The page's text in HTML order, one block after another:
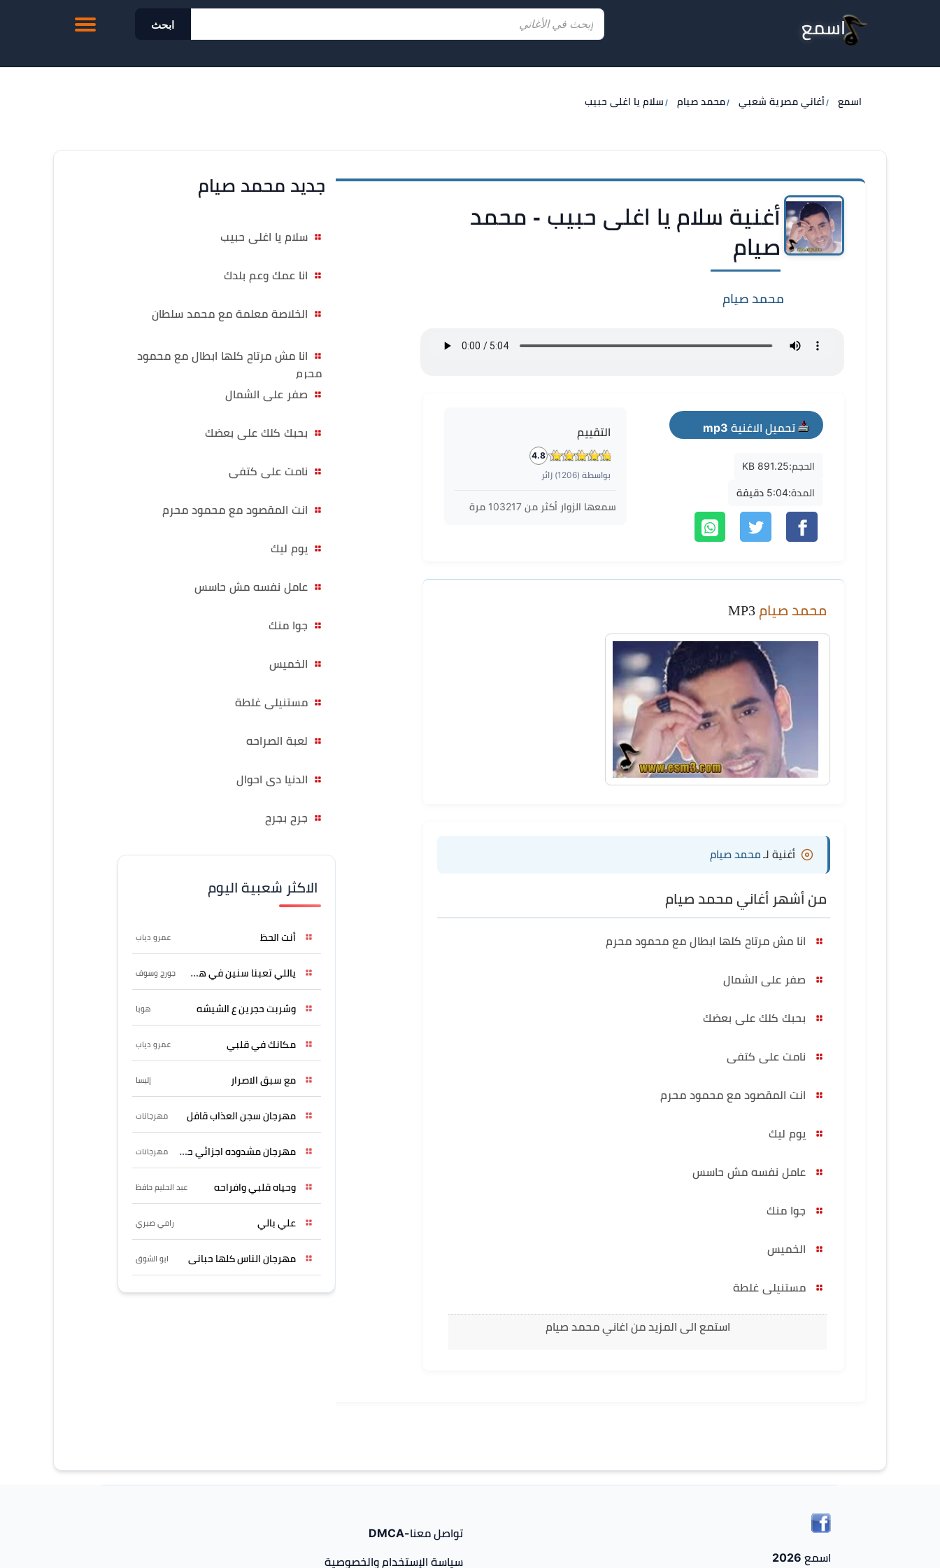
اسمع ابحث
اسمع أغاني مصرية شعبي محمد صيام سلام يا اغلى حبيب
أغنية سلام يا اغلى حبيب - محمد
صيام
محمد صيام
تحميل الاغنية mp3
الحجم:891.25 KB
المدة:5:04 دقيقة
التقييم
4.8
بواسطة (1206) زائر
سمعها الزوار أكثر من103217 مرة
محمد صيام
أغنية لـ محمد صيام
من أشهر أغاني محمد صيام
انا مش مرتاح كلها ابطال مع محمود محرم
صفر على الشمال
بحبك كلك على بعضك
نامت على كتفى
انت المقصود مع محمود محرم
يوم ليك
عامل نفسه مش حاسس
جوا منك
الخميس
مستنيلى غلطة
استمع الى المزيد من اغاني محمد صيام
جديد محمد صيام
سلام يا اغلى حبيب
انا عمك وعم بلدك
الخلاصة معلمة مع محمد سلطان
انا مش مرتاح كلها ابطال مع محمود
محرم
صفر على الشمال
بحبك كلك على بعضك
نامت على كتفى
انت المقصود مع محمود محرم
يوم ليك
عامل نفسه مش حاسس
جوا منك
الخميس
مستنيلى غلطة
لعبة الصراحه
الدنيا دى احوال
جرح بجرح
الاكثر شعبية اليوم
أنت الحظ عمرو دياب
ياللي تعبنا سنين في هواه جورج وسوف
وشربت حجرين ع الشيشه هوبا
مكانك في قلبي عمرو دياب
مع سبق الاصرار إليسا
مهرجان سجن العذاب قافل مهرجانات
مهرجان مشدوده اجزائي حربونى مهرجانات
وحياه قلبي وافراحه عبد الحليم حافظ
علي بالي رامي صبري
مهرجان الناس كلها حبانى ابو الشوق
اسمع 2026
تواصل معنا-DMCA
سياسة الإستخدام والخصوصية